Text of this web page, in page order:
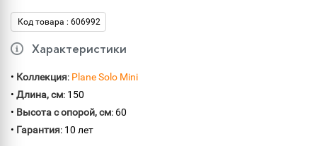
Код товара : 606992
Характеристики
• Коллекция: Plane Solo Mini
• Длина, см: 150
• Высота с опорой, см: 60
• Гарантия: 10 лет